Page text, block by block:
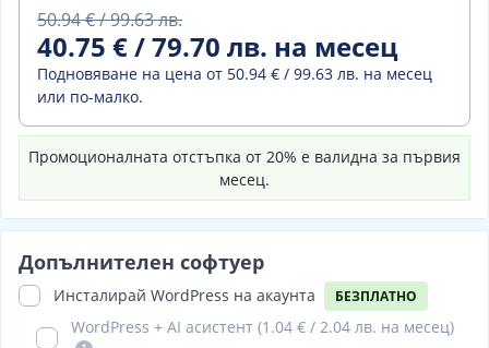
50.94 € / 99.63 лв.
40.75 € / 79.70 лв. на месец
Подновяване на цена от 50.94 € / 99.63 лв. на месец
или по-малко.
Промоционалната отстъпка от 20% е валидна за първия
месец.
Допълнителен софтуер
Инсталирай WordPress на акаунта БЕЗПЛАТНО
WordPress + AI асистент (1.04 € / 2.04 лв. на месец)